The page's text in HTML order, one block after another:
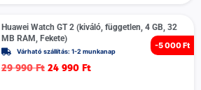
-5 000 Ft
Huawei Watch GT 2 (kiváló, független, 4 GB, 32
MB RAM, Fekete)
Várható szállítás: 1-2 munkanap
29 990Ft 24 990 Ft